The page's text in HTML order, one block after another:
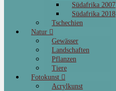
Südafrika 2007
Südafrika 2018
Tschechien
Natur
Gewässer
Landschaften
Pflanzen
Tiere
Fotokunst
Acrylkunst